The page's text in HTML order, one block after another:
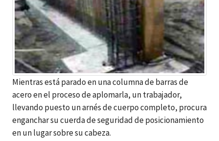
Mientras está parado en una columna de barras de
acero en el proceso de aplomarla, un trabajador,
llevando puesto un arnés de cuerpo completo, procura
enganchar su cuerda de seguridad de posicionamiento
en un lugar sobre su cabeza.